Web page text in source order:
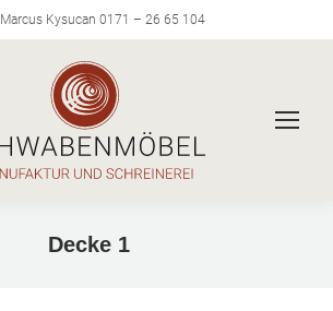
Marcus Kysucan 0171 – 26 65 104
Decke 1